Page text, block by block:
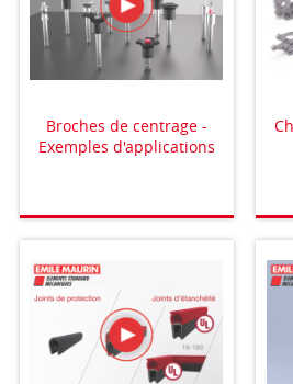
Broches de centrage -
Exemples d'applications